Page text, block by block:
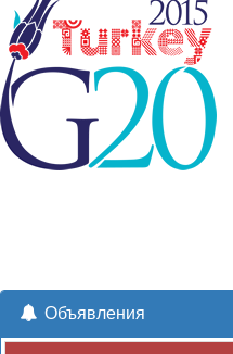
Объявления